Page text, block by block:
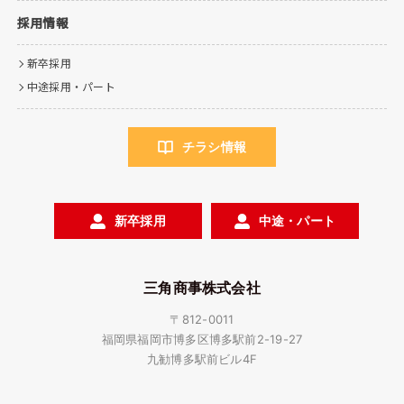
採用情報
新卒採用
中途採用・パート
チラシ情報
新卒採用 中途・パート
三角商事株式会社
〒812-0011
福岡県福岡市博多区博多駅前2-19-27
九勧博多駅前ビル4F